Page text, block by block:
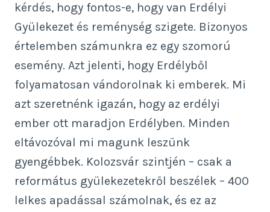
kérdés, hogy fontos-e, hogy van Erdélyi
Gyülekezet és reménység szigete. Bizonyos
értelemben számunkra ez egy szomorú
esemény. Azt jelenti, hogy Erdélyből
folyamatosan vándorolnak ki emberek. Mi
azt szeretnénk igazán, hogy az erdélyi
ember ott maradjon Erdélyben. Minden
eltávozóval mi magunk leszünk
gyengébbek. Kolozsvár szintjén – csak a
református gyülekezetekről beszélek – 400
lelkes apadással számolnak, és ez az